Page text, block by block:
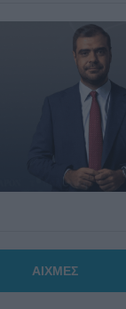
ΑΙΧΜΕΣ